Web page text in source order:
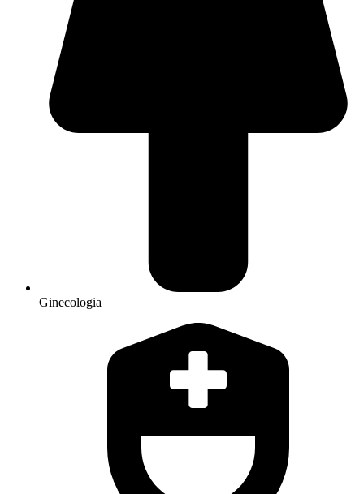
Ginecologia